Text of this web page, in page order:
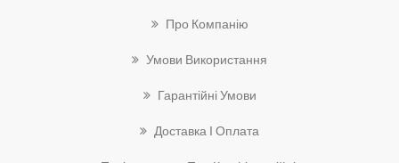
Про Компанію
Умови Використання
Гарантійні Умови
Доставка І Оплата